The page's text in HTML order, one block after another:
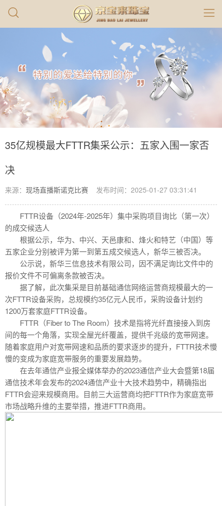
35亿规模最大FTTR集采公示：五家入围一家否
决
来源： 现场直播斯诺克比赛 发布时间：2025-01-27 03:31:41
FTTR设备（2024年-2025年）集中采购项目询比（第一次）
的成交候选人
根据公示，华为、中兴、天邑康和、烽火和特艺（中国）等
五家企业分别被评为第一到第五成交候选人，新华三被否决。
公示说，新华三信息技术有限公司，因不满足询比文件中的
报价文件不可偏离条款被否决。
据了解，此次集采是目前基础通信网络运营商规模最大的一
次FTTR设备采购，总规模约35亿元人民币，采购设备计划约
1200万套家庭FTTR设备。
FTTR（Fiber to The Room）技术是指将光纤直接接入到房
间的每一个角落，实现全屋光纤覆盖，提供千兆级的宽带网速。
随着家庭用户对宽带网速和品质的要求逐步的提升，FTTR技术慢
慢的变成为家庭宽带服务的重要发展趋势。
在去年通信产业报全媒体举办的2023通信产业大会暨第18届
通信技术年会发布的2024通信产业十大技术趋势中，精确指出
FTTR会迎来规模商用。目前三大运营商均把FTTR作为家庭宽带
市场战略升维的主要举措，推进FTTR商用。